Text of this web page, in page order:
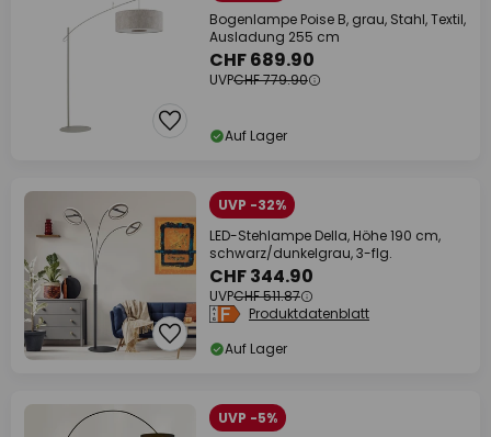
Bogenlampe Poise B, grau, Stahl, Textil,
Ausladung 255 cm
CHF 689.90
UVPCHF 779.90
Auf Lager
UVP -32%
LED-Stehlampe Della, Höhe 190 cm,
schwarz/dunkelgrau, 3-flg.
CHF 344.90
UVPCHF 511.87
Produktdatenblatt
Auf Lager
UVP -5%